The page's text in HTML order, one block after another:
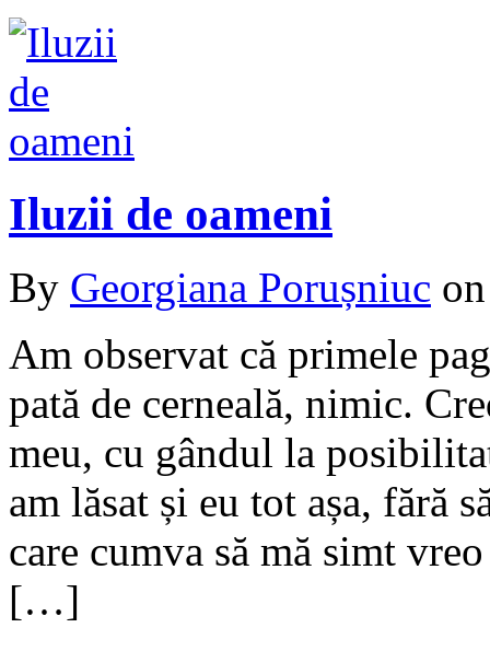
Iluzii de oameni
By Georgiana Porușniuc
Am observat că primele
pată de cerneală, nimic.
meu, cu gândul la
am lăsat și eu tot așa, fără
care cumva să mă simt
[…]